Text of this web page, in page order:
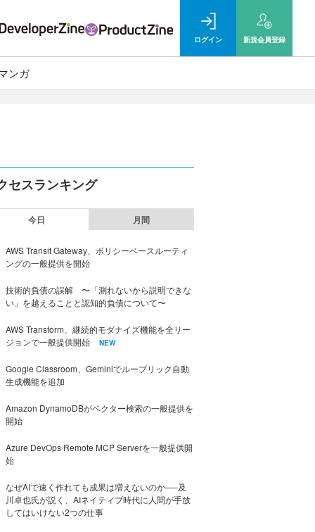
ログイン 新規会員登録
ンガ
セスランキング
今日 月間
AWS Transit Gateway、ポリシーベースルーティ
ングの一般提供を開始
技術的負債の誤解 〜「測れないから説明できな
い」を越えることと認知的負債について〜
AWS Transform、継続的モダナイズ機能を全リー
ジョンで一般提供開始
NEW
Google Classroom、Geminiでルーブリック自動
生成機能を追加
Amazon DynamoDBがベクター検索の一般提供を
開始
Azure DevOps Remote MCP Serverを一般提供開
始
なぜAIで速く作れても成果は増えないのか──及
川卓也氏が説く、AIネイティブ時代に人間が手放
してはいけない2つの仕事